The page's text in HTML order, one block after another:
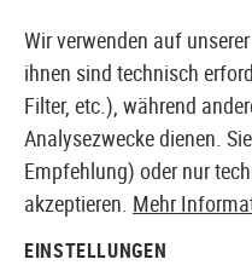
EUROPÄISCHER
Wir verwenden auf
ihnen sind technisch
Filter, etc.), während
Analysezwecke dienen.
Empfehlung) oder nur
akzeptieren. Mehr
EINSTELLUNGEN